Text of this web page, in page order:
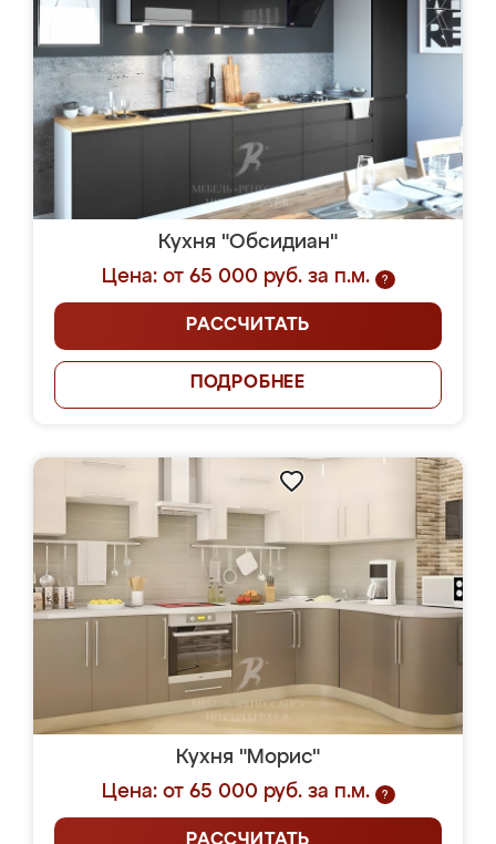
Кухня "Обсидиан"
Цена: от 65 000 руб. за п.м.
?
РАССЧИТАТЬ
ПОДРОБНЕЕ
Кухня "Морис"
Цена: от 65 000 руб. за п.м.
?